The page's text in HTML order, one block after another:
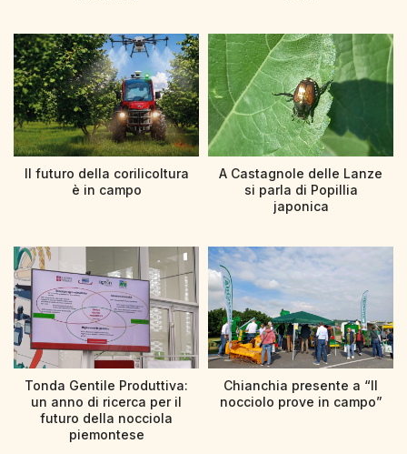
Il futuro della corilicoltura
è in campo
A Castagnole delle Lanze
si parla di Popillia
japonica
Tonda Gentile Produttiva:
un anno di ricerca per il
futuro della nocciola
piemontese
Chianchia presente a “Il
nocciolo prove in campo”